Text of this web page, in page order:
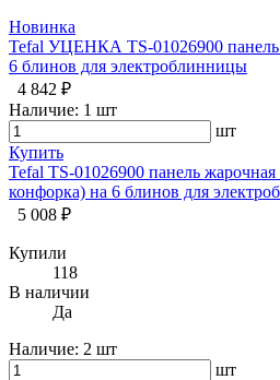
Новинка
Tefal УЦЕНКА TS-01026900 панель
6 блинов для электроблинницы
4 842 ₽
Наличие: 1 шт
шт
Купить
Tefal TS-01026900 панель
конфорка) на 6 блинов для
5 008 ₽
Купили
118
В наличии
Да
Наличие: 2 шт
шт